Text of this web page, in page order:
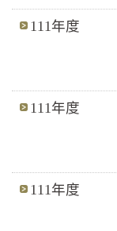
111年度
111年度
111年度